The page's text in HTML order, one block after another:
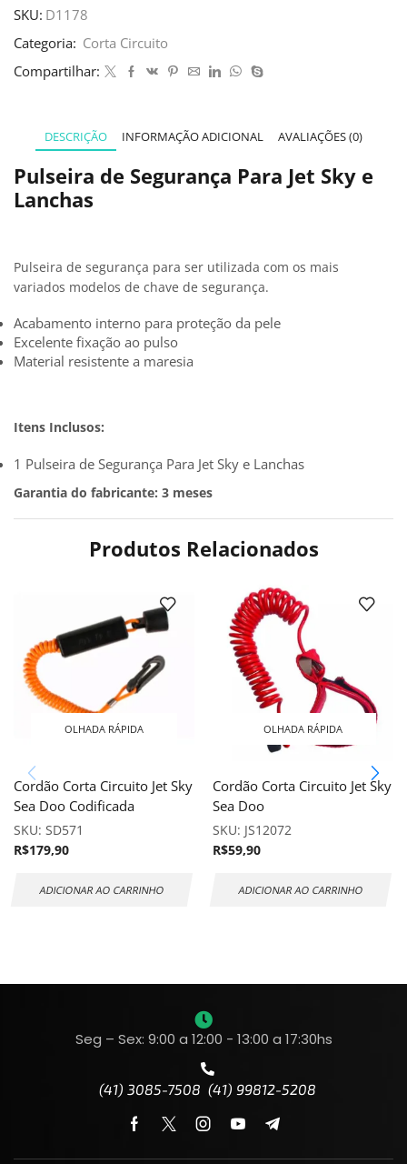
SKU: D1178
Categoria: Corta Circuito
Compartilhar:
DESCRIÇÃO INFORMAÇÃO ADICIONAL AVALIAÇÕES (0)
Pulseira de Segurança Para Jet Sky e
Lanchas
Pulseira de segurança para ser utilizada com os mais
variados modelos de chave de segurança.
Acabamento interno para proteção da pele
Excelente fixação ao pulso
Material resistente a maresia
Itens Inclusos:
1 Pulseira de Segurança Para Jet Sky e Lanchas
Garantia do fabricante: 3 meses
Produtos Relacionados
OLHADA RÁPIDA
Cordão Corta Circuito Jet Sky
Sea Doo Codificada
SKU: SD571
R$179,90
ADICIONAR AO CARRINHO
OLHADA RÁPIDA
Cordão Corta Circuito Jet Sky
Sea Doo
SKU: JS12072
R$59,90
ADICIONAR AO CARRINHO
Seg – Sex: 9:00 a 12:00 - 13:00 a 17:30hs
(41) 3085-7508 (41) 99812-5208